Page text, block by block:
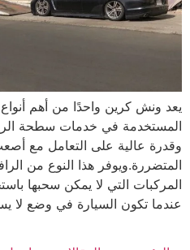
يعد ونش كرين واحدًا من أهم
المستخدمة في خدمات سطحة
وقدرة عالية على التعامل مع
المتضررة.ويوفر هذا النوع من
المركبات التي لا يمكن سحبها
عندما تكون السيارة في وضع لا